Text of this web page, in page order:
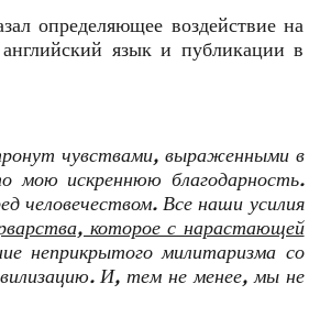
определяющее воздействие на
язык и публикации в
чувствами, выраженными в
мою искреннюю благодарность.
человечеством. Все наши усилия
которое с нарастающей
неприкрытого милитаризма со
И, тем не менее, мы не